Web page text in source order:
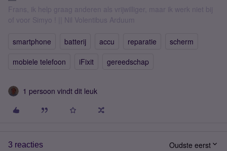
Frans, ik help graag anderen als vrijwilliger, maar ik werk niet bij
of voor Simyo ! || Nil Volentibus Arduum
smartphone batterij accu reparatie
scherm
mobiele telefoon
iFixit gereedschap
1 persoon vindt dit leuk
3 reacties Oudste eerst